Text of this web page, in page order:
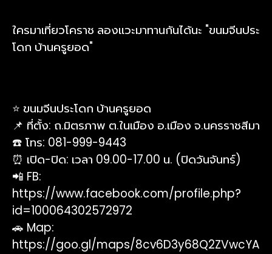
ใครมาเที่ยวโคราช ลองแวะมาทานกันได้นะ "ขนมจีนประ
โดก บ้านครูยอด"
⭐️ ขนมจีนประโดก บ้านครูยอด
📌 ที่ตั้ง: ถ.มิตรภาพ ต.ในเมือง อ.เมือง จ.นครราชสีมา
☎️ โทร: 081-999-9443
⏰ เปิด-ปิด: เวลา 09.00-17.00 น. (ปิดวันจันทร์)
📲 FB:
https://www.facebook.com/profile.php?
id=100064302572972
🚗 Map:
https://goo.gl/maps/8cv6D3y68Q2ZVwcYA